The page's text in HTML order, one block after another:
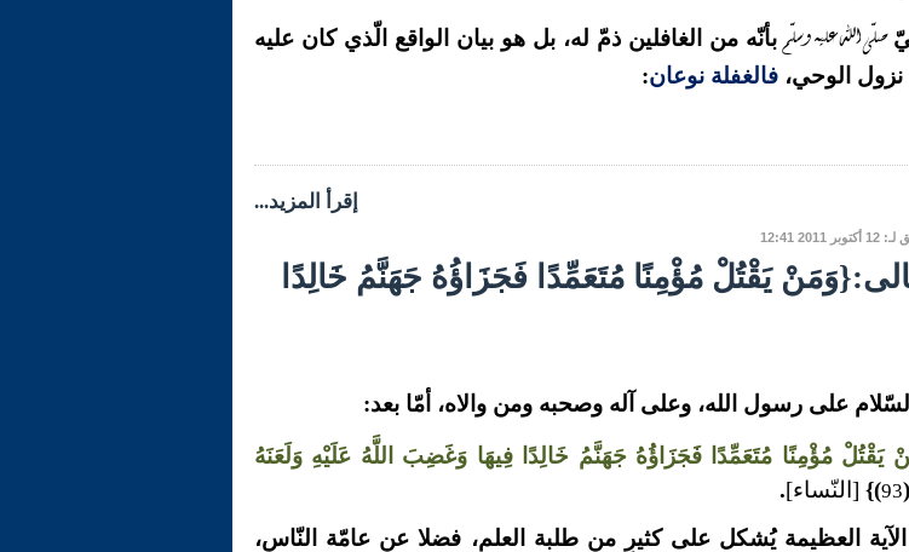
صلّى الله عليه وسلّم بأنّه من الغافلين ذمّ له، بل هو بيان الواقع الّذي كان عليه
الوحي، فالغفلة نوعان:
إقرأ المزيد...
يَقْتُلْ مُؤْمِنًا مُتَعَمِّدًا فَجَزَاؤُهُ جَهَنَّمُ خَالِدًا
على رسول الله، وعلى آله وصحبه ومن والاه، أمّا بعد:
يَقْتُلْ مُؤْمِنًا مُتَعَمِّدًا فَجَزَاؤُهُ جَهَنَّمُ خَالِدًا فِيهَا وَغَضِبَ اللَّهُ عَلَيْهِ وَلَعَنَهُ
(
93
)} [النّساء].
العظيمة يُشكل على كثيرٍ من طلبة العلم، فضلا عن عامّة النّاس،